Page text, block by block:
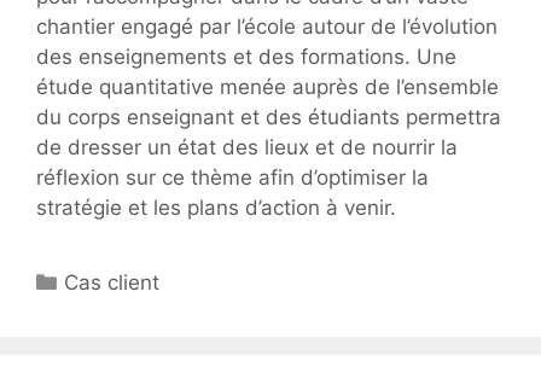
chantier engagé par l’école autour de l’évolution
des enseignements et des formations. Une
étude quantitative menée auprès de l’ensemble
du corps enseignant et des étudiants permettra
de dresser un état des lieux et de nourrir la
réflexion sur ce thème afin d’optimiser la
stratégie et les plans d’action à venir.
Catégories
Cas client